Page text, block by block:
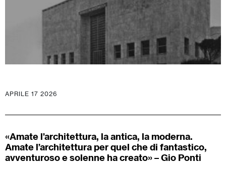
APRILE 17 2026
«Amate l’architettura, la antica, la moderna.
Amate l’architettura per quel che di fantastico,
avventuroso e solenne ha creato» – Gio Ponti